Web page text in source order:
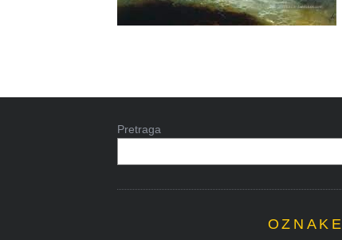
Pretraga
OZNAKE